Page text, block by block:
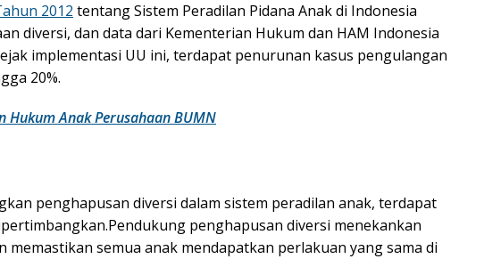
2012 tentang Sistem Peradilan Pidana Anak di Indonesia
diversi, dan data dari Kementerian Hukum dan HAM Indonesia
implementasi UU ini, terdapat penurunan kasus pengulangan
20%.
Hukum Anak Perusahaan BUMN
penghapusan diversi dalam sistem peradilan anak, terdapat
penghapusan diversi menekankan
memastikan semua anak mendapatkan perlakuan yang sama di